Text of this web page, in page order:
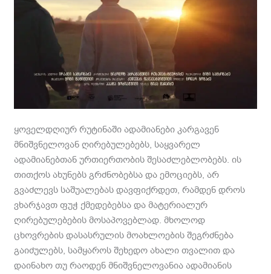
ყოველდღიურ რუტინაში ადამიანები კარგავენ
მნიშვნელოვან ღირებულებებს, საყვარელ
ადამიანებთან ურთიერთობის შესაძლებლობებს. ის
თითქოს ახუნებს გრძნობებსა და ემოციებს, არ
გვაძლევს საშუალებას დავფიქრდეთ, რამდენ დროს
ვხარჯავთ ფუჭ ქმედებებსა და მატერიალურ
ღირებულებების მოსაპოვებლად. მხოლოდ
ცხოვრების დასასრულის მოახლოების შეგრძნება
გაიძულებს, სამყაროს შეხედო ახალი თვალით და
დაინახო თუ რაოდენ მნიშვნელოვანია ადამიანის